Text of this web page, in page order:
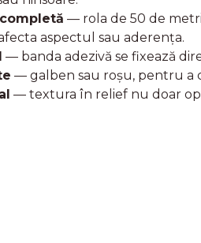
— rola de 50 de
aspectul sau aderența.
— banda adezivă se fixează
— galben sau roșu, pentru a
— textura în relief nu doar